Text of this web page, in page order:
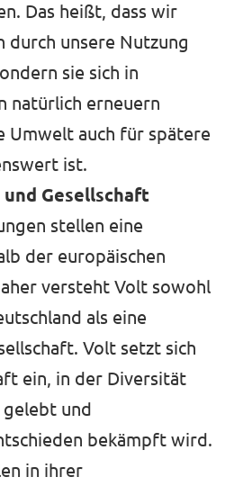
Das heißt, dass wir
durch unsere Nutzung
sie sich in
natürlich erneuern
Umwelt auch für spätere
ist.
Gesellschaft
stellen eine
der europäischen
versteht Volt sowohl
als eine
Volt setzt sich
ein, in der Diversität
und
bekämpft wird.
in ihrer